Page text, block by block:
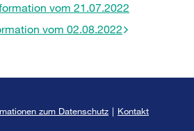
vom 21.07.2022
vom 02.08.2022
zum Datenschutz | Kontakt